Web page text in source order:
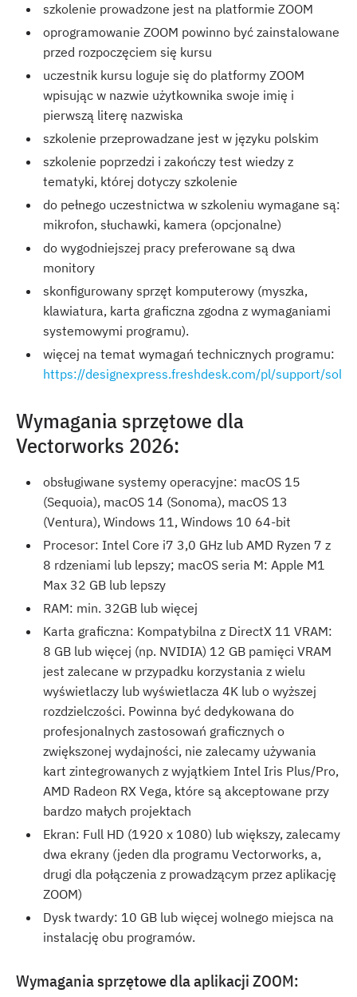
szkolenie prowadzone jest na platformie ZOOM
oprogramowanie ZOOM powinno być zainstalowane
przed rozpoczęciem się kursu
uczestnik kursu loguje się do platformy ZOOM
wpisując w nazwie użytkownika swoje imię i
pierwszą literę nazwiska
szkolenie przeprowadzane jest w języku polskim
szkolenie poprzedzi i zakończy test wiedzy z
tematyki, której dotyczy szkolenie
do pełnego uczestnictwa w szkoleniu wymagane są:
mikrofon, słuchawki, kamera (opcjonalne)
do wygodniejszej pracy preferowane są dwa
monitory
skonfigurowany sprzęt komputerowy (myszka,
klawiatura, karta graficzna zgodna z wymaganiami
systemowymi programu).
więcej na temat wymagań technicznych programu:
https://designexpress.freshdesk.com/pl/support/
Wymagania sprzętowe dla
Vectorworks 2026:
obsługiwane systemy operacyjne: macOS 15
(Sequoia), macOS 14 (Sonoma)​, macOS 13
(Ventura)​​, Windows 11​, Windows 10 64-bit
Procesor: Intel Core i7 3,0 GHz lub AMD Ryzen 7 z
8 rdzeniami lub lepszy; macOS seria M: Apple M1
Max 32 GB lub lepszy
RAM: min. 32GB lub więcej
Karta graficzna: Kompatybilna z DirectX 11 VRAM:
8 GB lub więcej (np. NVIDIA) 12 GB pamięci VRAM
jest zalecane w przypadku korzystania z wielu
wyświetlaczy lub wyświetlacza 4K lub o wyższej
rozdzielczości. Powinna być dedykowana do
profesjonalnych zastosowań graficznych o
zwiększonej wydajności, nie zalecamy używania
kart zintegrowanych z wyjątkiem Intel Iris Plus/Pro,
AMD Radeon RX Vega, które są akceptowane przy
bardzo małych projektach
Ekran: Full HD (1920 x 1080) lub większy, zalecamy
dwa ekrany (jeden dla programu Vectorworks, a,
drugi dla połączenia z prowadzącym przez aplikację
ZOOM)
Dysk twardy: 10 GB lub więcej wolnego miejsca na
instalację obu programów.
Wymagania sprzętowe dla aplikacji ZOOM: